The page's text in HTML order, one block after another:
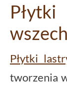
Płytki
tworzenia